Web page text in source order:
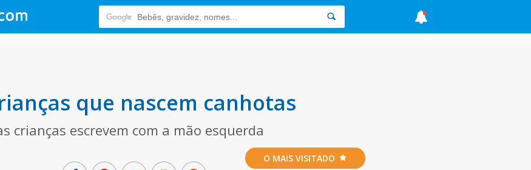
que nascem canhotas
crianças escrevem com a mão esquerda
O MAIS VISITADO